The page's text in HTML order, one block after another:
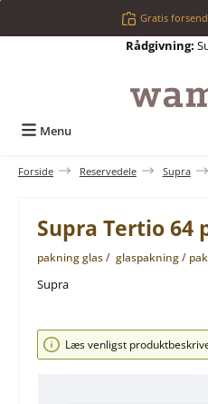
Gratis
Rådgivning:
Menu
Forside Reservedele Supra
Supra Tertio 64
pakning glas / glaspakning /
Supra
Spring over billedgalleri
Læs venligst